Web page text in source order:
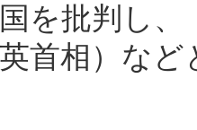
を批判し
首相）な